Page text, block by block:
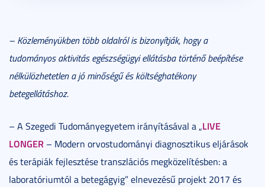
– Közleményükben több oldalról is bizonyítják, hogy a
tudományos aktivitás egészségügyi ellátásba történő beépítése
nélkülözhetetlen a jó minőségű és költséghatékony
betegellátáshoz.
– A Szegedi Tudományegyetem irányításával a „LIVE
LONGER – Modern orvostudományi diagnosztikus eljárások
és terápiák fejlesztése transzlációs megközelítésben: a
laboratóriumtól a betegágyig” elnevezésű projekt 2017 és